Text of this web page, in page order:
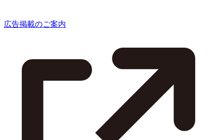
広告掲載のご案内